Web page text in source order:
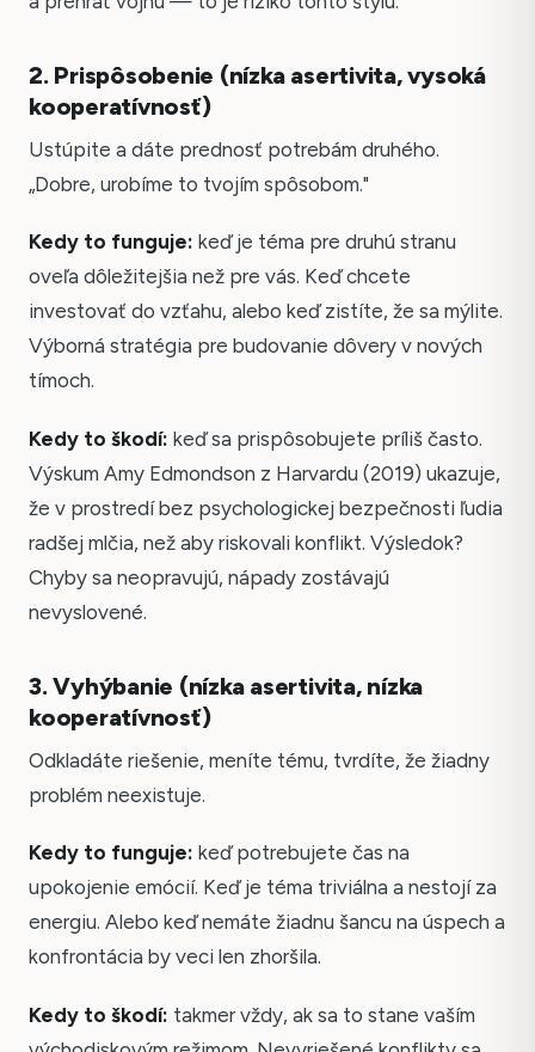
2. Prispôsobenie (nízka asertivita, vysoká
kooperatívnosť)
Ustúpite a dáte prednosť potrebám druhého.
„Dobre, urobíme to tvojím spôsobom."
Kedy to funguje: keď je téma pre druhú stranu
oveľa dôležitejšia než pre vás. Keď chcete
investovať do vzťahu, alebo keď zistíte, že sa mýlite.
Výborná stratégia pre budovanie dôvery v nových
tímoch.
Kedy to škodí: keď sa prispôsobujete príliš často.
Výskum Amy Edmondson z Harvardu (2019) ukazuje,
že v prostredí bez psychologickej bezpečnosti ľudia
radšej mlčia, než aby riskovali konflikt. Výsledok?
Chyby sa neopravujú, nápady zostávajú
nevyslovené.
3. Vyhýbanie (nízka asertivita, nízka
kooperatívnosť)
Odkladáte riešenie, meníte tému, tvrdíte, že žiadny
problém neexistuje.
Kedy to funguje: keď potrebujete čas na
upokojenie emócií. Keď je téma triviálna a nestojí za
energiu. Alebo keď nemáte žiadnu šancu na úspech a
konfrontácia by veci len zhoršila.
Kedy to škodí: takmer vždy, ak sa to stane vaším